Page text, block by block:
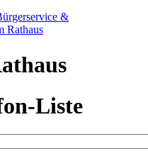
&
Rathaus
Liste